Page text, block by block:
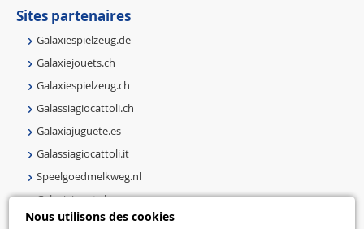
Nous utilisons des cookies
Sites partenaires
Galaxiespielzeug.de
Galaxiejouets.ch
Galaxiespielzeug.ch
Galassiagiocattoli.ch
Galaxiajuguete.es
Galassiagiocattoli.it
Speelgoedmelkweg.nl
Galaxiejouets.be
Galaxiespielzeug.be